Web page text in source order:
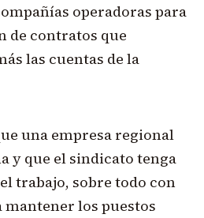
operadoras para
de contratos que
las cuentas de la
una empresa regional
y que el sindicato tenga
trabajo, sobre todo con
mantener los puestos